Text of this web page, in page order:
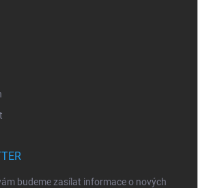
budeme zasílat informace o nových